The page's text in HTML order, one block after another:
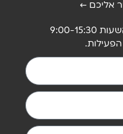
אליכם ←
15:30